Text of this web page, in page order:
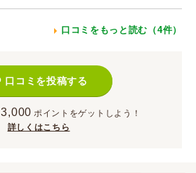
口コミをもっと読む（4件）
口コミを投稿する
3,000 ポイント をゲットしよう！
詳しくはこちら